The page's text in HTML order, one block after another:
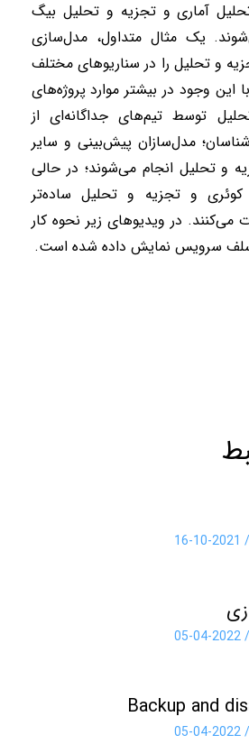
آماری و تجزیه و تحلیل بیگ
یک مثال متداول، مدل‌سازی
و تحلیل را در سناریوهای مختلف
این وجود در بیشتر موارد پروژه‌های
توسط تیم‌های جداگانه‌ای از
مدل‌سازان پیش‌بینی و سایر
و تحلیل انجام می‌شوند؛ در حالی
و تجزیه و تحلیل ساده‌تر
می‌کنند. در ویدیوهای زیر نحوه کار
سرویس نمایش داده شده است.
/
2021-10-16
/
2022-04-05
Backup and
/
2022-04-05